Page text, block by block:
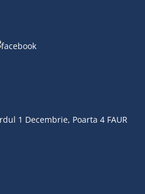
1 Decembrie, Poarta 4 FAUR